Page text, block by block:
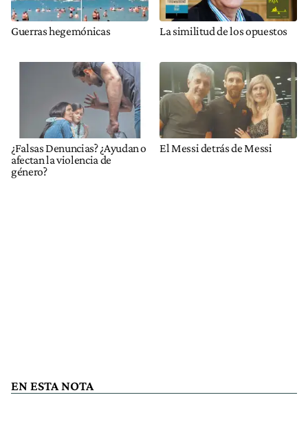
Guerras hegemónicas La similitud de los opuestos
¿Falsas Denuncias? ¿Ayudan o
afectan la violencia de
género?
El Messi detrás de Messi
EN ESTA NOTA